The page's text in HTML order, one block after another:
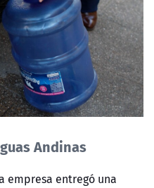
Andinas
empresa entregó una